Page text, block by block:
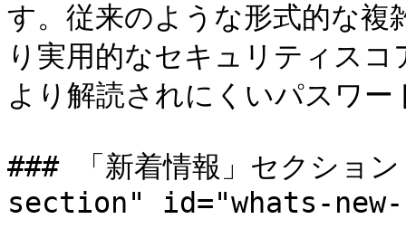
す。従来のような形式的な
り実用的なセキュリティス
より解読されにくいパスワ
### 「新着情報」セクシ
section" id="whats-